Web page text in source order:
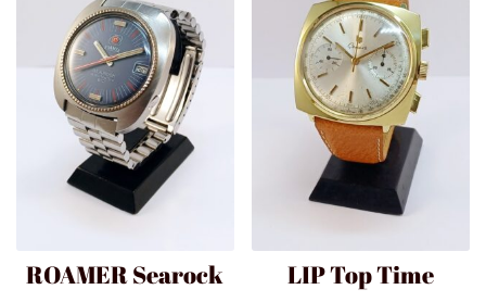
ROAMER Searock LIP Top Time